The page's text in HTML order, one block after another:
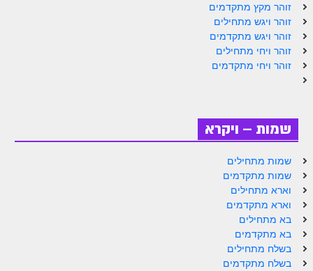
זוהר מקץ מתקדמים
זוהר ויגש מתחילים
זוהר ויגש מתקדמים
זוהר ויחי מתחילים
זוהר ויחי מתקדמים
שמות – ויקרא
שמות מתחילים
שמות מתקדמים
וארא מתחילים
וארא מתקדמים
בא מתחילים
בא מתקדמים
בשלח מתחילים
בשלח מתקדמים